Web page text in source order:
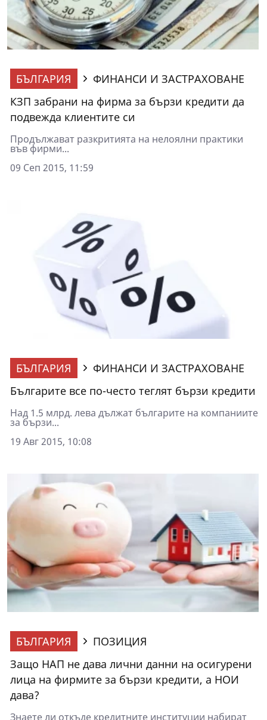
БЪЛГАРИЯ
ФИНАНСИ И ЗАСТРАХОВАНЕ
КЗП забрани на фирма за бързи кредити да
подвежда клиентите си
Продължават разкритията на нелоялни практики
във фирми...
09 Сеп 2015, 11:59
БЪЛГАРИЯ
ФИНАНСИ И ЗАСТРАХОВАНЕ
Българите все по-често теглят бързи кредити
Над 1.5 млрд. лева дължат българите на компаниите
за бързи...
19 Авг 2015, 10:08
БЪЛГАРИЯ
ПОЗИЦИЯ
Защо НАП не дава лични данни на осигурени
лица на фирмите за бързи кредити, а НОИ
дава?
Знаете ли откъде кредитните институции набират